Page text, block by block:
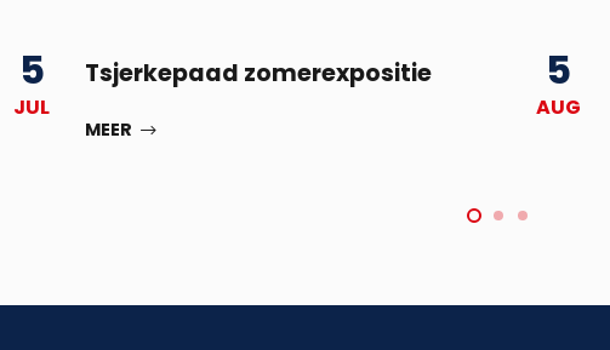
5
JUL
Tsjerkepaad zomerexpositie
MEER
5
AUG